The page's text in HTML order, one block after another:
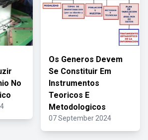
No
Os Generos Devem
Se Constituir Em
Instrumentos
Teoricos E
Metodologicos
07 September 2024